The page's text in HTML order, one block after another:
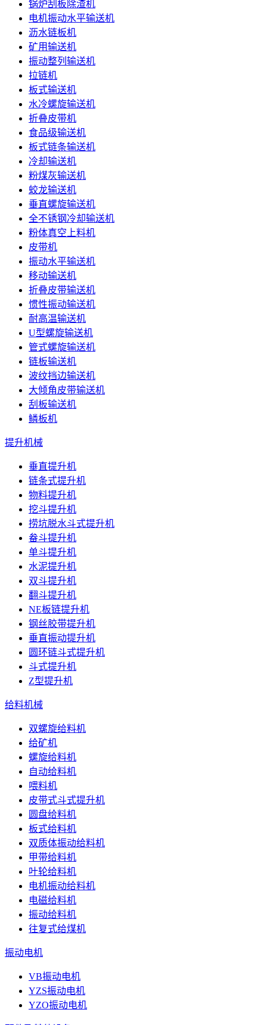
锅炉刮板除渣机
电机振动水平输送机
沥水链板机
矿用输送机
振动整列输送机
拉链机
板式输送机
水冷螺旋输送机
折叠皮带机
食品级输送机
板式链条输送机
冷却输送机
粉煤灰输送机
蛟龙输送机
垂直螺旋输送机
全不锈钢冷却输送机
粉体真空上料机
皮带机
振动水平输送机
移动输送机
折叠皮带输送机
惯性振动输送机
耐高温输送机
U型螺旋输送机
管式螺旋输送机
链板输送机
波纹挡边输送机
大倾角皮带输送机
刮板输送机
鳞板机
提升机械
垂直提升机
链条式提升机
物料提升机
挖斗提升机
捞坑脱水斗式提升机
畚斗提升机
单斗提升机
水泥提升机
双斗提升机
翻斗提升机
NE板链提升机
钢丝胶带提升机
垂直振动提升机
圆环链斗式提升机
斗式提升机
Z型提升机
给料机械
双螺旋给料机
给矿机
螺旋给料机
自动给料机
喂料机
皮带式斗式提升机
圆盘给料机
板式给料机
双质体振动给料机
甲带给料机
叶轮给料机
电机振动给料机
电磁给料机
振动给料机
往复式给煤机
振动电机
VB振动电机
YZS振动电机
YZO振动电机